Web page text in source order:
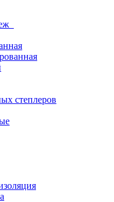
степлеров